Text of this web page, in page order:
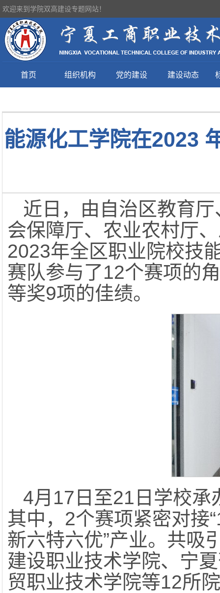
欢迎来到学院双高建设专题网站！
首页 组织机构 党的建设 建设动态
能源化工学院在2023
近日，由自治区教育
会保障厅、农业农村厅
2023年全区职业院校技
赛队参与了12个赛项的
等奖9项的佳绩。
4月17日至21日学校承
其中，2个赛项紧密对接
新六特六优”产业。共吸
建设职业技术学院、宁
贸职业技术学院等12所